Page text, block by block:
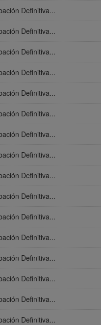
Definitiva...
Definitiva...
Definitiva...
Definitiva...
Definitiva...
Definitiva...
Definitiva...
Definitiva...
Definitiva...
Definitiva...
Definitiva...
Definitiva...
Definitiva...
Definitiva...
Definitiva...
Definitiva...